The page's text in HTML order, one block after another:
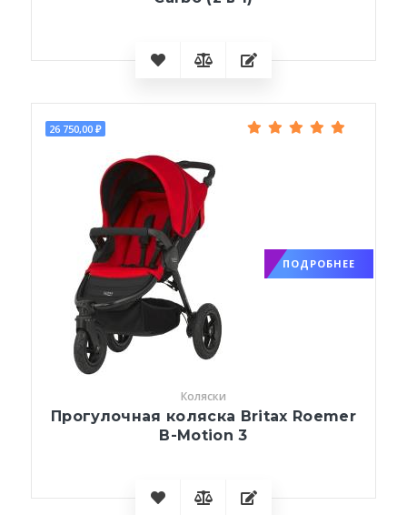
26 750,00 ₽
ПОДРОБНЕЕ
Коляски
Прогулочная коляска Britax Roemer
B-Motion 3